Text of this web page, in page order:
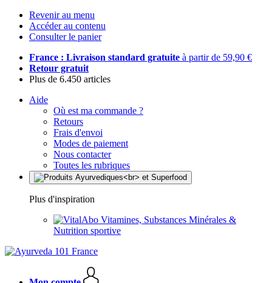
Revenir au menu
Accéder au contenu
Consulter le panier
France : Livraison standard gratuite à partir de 59,90 €
Retour gratuit
Plus de 6.450 articles
Aide
Où est ma commande ?
Retours
Frais d'envoi
Modes de paiement
Nous contacter
Toutes les rubriques
Plus d'inspiration
Vitamines, Substances Minérales &
Nutrition sportive